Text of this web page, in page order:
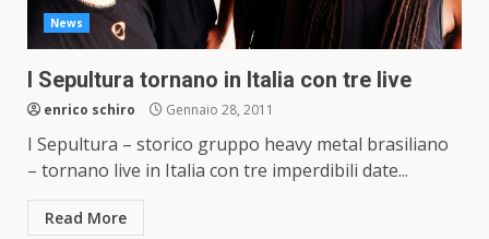
News
I Sepultura tornano in Italia con tre live
enrico schiro Gennaio 28, 2011
I Sepultura – storico gruppo heavy metal brasiliano
– tornano live in Italia con tre imperdibili date...
Read More